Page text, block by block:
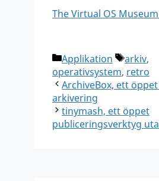
The Virtual OS
Kategorier
Applikation Etiketter
arkiv,
operativsystem, retro
ArchiveBox, ett
arkivering
tinymash, ett öppet
publiceringsverktyg